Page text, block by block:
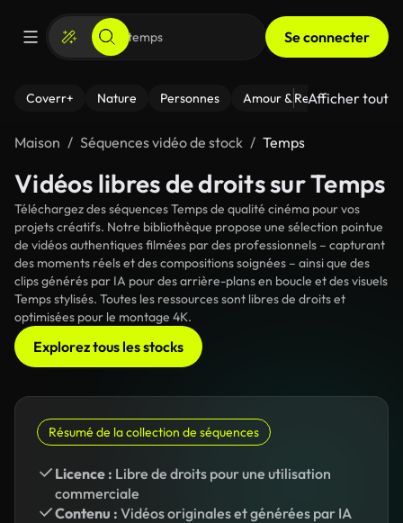
Se connecter
Coverr+ Nature Personnes Amour & Relations Le
Afficher tout
Maison Séquences vidéo de stock Temps
Vidéos libres de droits sur Temps
Téléchargez des séquences Temps de qualité cinéma pour vos
projets créatifs. Notre bibliothèque propose une sélection pointue
de vidéos authentiques filmées par des professionnels – capturant
des moments réels et des compositions soignées – ainsi que des
clips générés par IA pour des arrière-plans en boucle et des visuels
Temps stylisés. Toutes les ressources sont libres de droits et
optimisées pour le montage 4K.
Explorez tous les stocks
Résumé de la collection de séquences
Licence : Libre de droits pour une utilisation
commerciale
Contenu : Vidéos originales et générées par IA